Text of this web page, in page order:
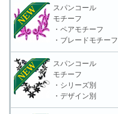
スパンコール
モチーフ
・ペアモチーフ
・ブレードモチーフ
スパンコール
モチーフ
・シリーズ別
・デザイン別